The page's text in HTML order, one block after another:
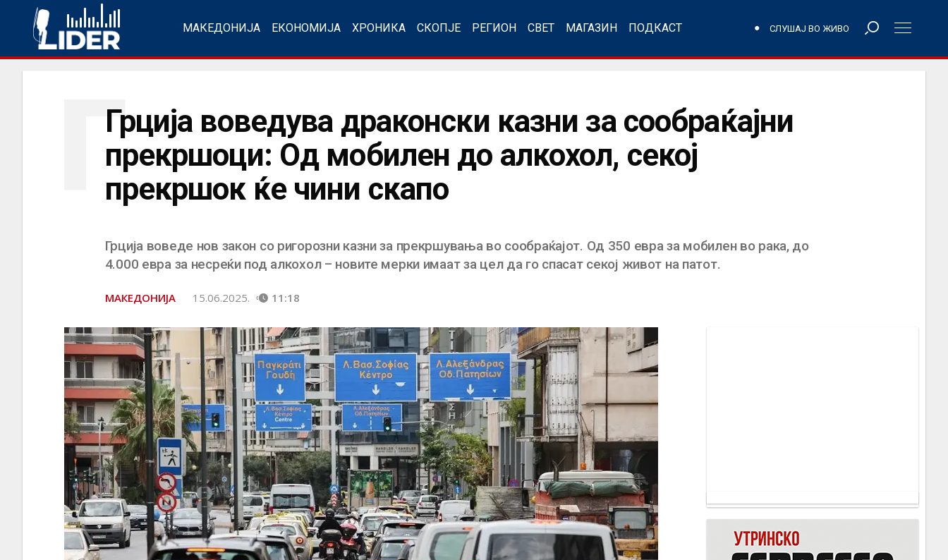
МАКЕДОНИЈА ЕКОНОМИЈА ХРОНИКА СКОПЈЕ РЕГИОН СВЕТ МАГАЗИН ПОДКАСТ СЛУШАЈ ВО ЖИВО
Грција воведува драконски казни за сообраќајни
прекршоци: Од мобилен до алкохол, секој
прекршок ќе чини скапо
Г
Грција воведе нов закон со ригорозни казни за прекршувања во сообраќајот. Од 350 евра за мобилен во рака, до
4.000 евра за несреќи под алкохол – новите мерки имаат за цел да го спасат секој живот на патот.
МАКЕДОНИЈА 15.06.2025. 11:18